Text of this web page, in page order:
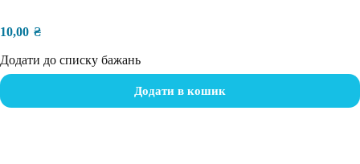
10,00 ₴
Додати до списку бажань
Додати в кошик